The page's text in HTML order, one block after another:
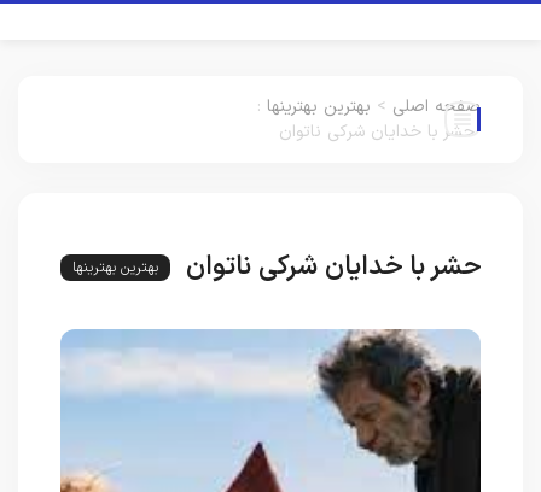
صفحه اصلی > بهترین بهترینها :
حشر با خدایان شرکی ناتوان
حشر با خدایان شرکی ناتوان بهترین بهترینها